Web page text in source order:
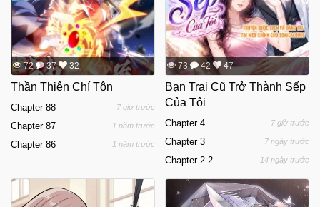
72 37 32
Thần Thiên Chí Tôn
Chapter 88 7 giờ trước
Chapter 87 1 năm trước
Chapter 86 1 năm trước
73 42 47
Bạn Trai Cũ Trở Thành Sếp
Của Tôi
Chapter 4 7 giờ trước
Chapter 3 7 ngày trước
Chapter 2.2 14 ngày trước